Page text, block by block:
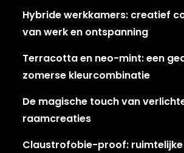
Hybride werkkamers: creatief
van werk en ontspanning
Terracotta en neo-mint: een
zomerse kleurcombinatie
De magische touch van
raamcreaties
Claustrofobie-proof: ruimtelijke